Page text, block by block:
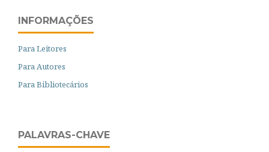
INFORMAÇÕES
Para Leitores
Para Autores
Para Bibliotecários
PALAVRAS-CHAVE